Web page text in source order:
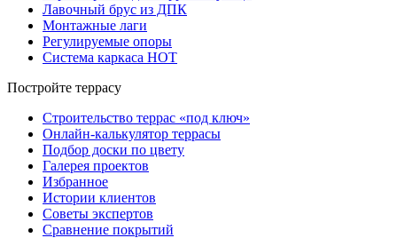
Лавочный брус из ДПК
Монтажные лаги
Регулируемые опоры
Система каркаса НОТ
Постройте террасу
Строительство террас «под ключ»
Онлайн-калькулятор террасы
Подбор доски по цвету
Галерея проектов
Избранное
Истории клиентов
Советы экспертов
Сравнение покрытий